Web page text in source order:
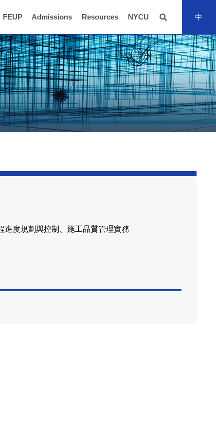
FEUP Admissions Resources NYCU 全站搜尋中
進度規劃與控制、施工品質管理實務